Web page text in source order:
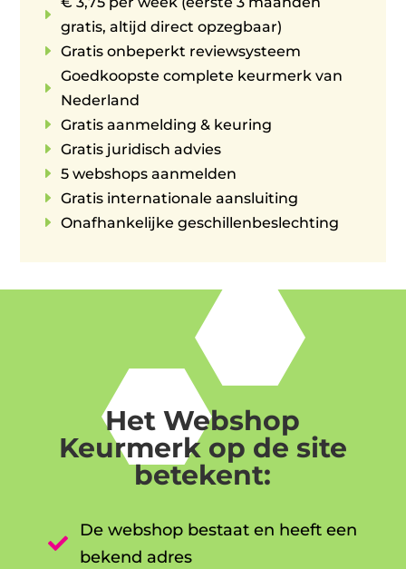
E
gratis, altijd direct opzegbaar)
E Gratis onbeperkt reviewsysteem
E
Goedkoopste complete keurmerk van
Nederland
E Gratis aanmelding & keuring
E Gratis juridisch advies
E 5 webshops aanmelden
E Gratis internationale aansluiting
E Onafhankelijke geschillenbeslechting
Het Webshop
Keurmerk op de site
betekent:

De webshop bestaat en heeft een
bekend adres